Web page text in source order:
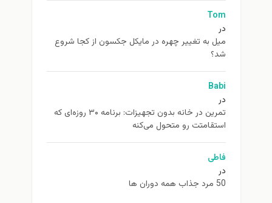
Tom
در
ميل به تغيير چهره در مایکل جکسون از كجا شروع
شد؟
Babi
در
تمرین در خانه بدون تجهیزات: برنامه ۳۰ روزه‌ای که
استقامتت رو متحول می‌کنه
فاطی
در
50 مرد جذاب همه دوران ها